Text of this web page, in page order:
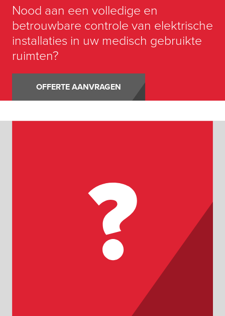
Nood aan een volledige en
betrouwbare controle van elektrische
installaties in uw medisch gebruikte
ruimten?
OFFERTE AANVRAGEN